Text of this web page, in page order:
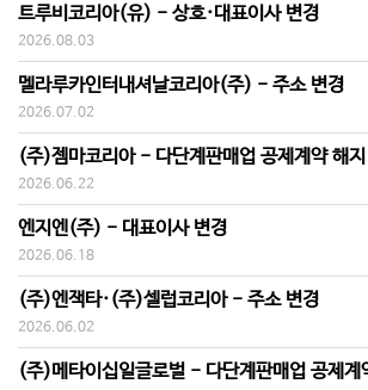
트루비코리아(유) - 상호·대표이사 변경
2026.08.03
멜라루카인터내셔날코리아(주) - 주소 변경
2026.07.02
(주)젬마코리아 - 다단계판매업 공제계약 해지
2026.06.22
엔지엔(주) - 대표이사 변경
2026.06.18
(주)엔잭타·(주)셀럽코리아 - 주소 변경
2026.06.02
(주)메타이십일글로벌 - 다단계판매업 공제계